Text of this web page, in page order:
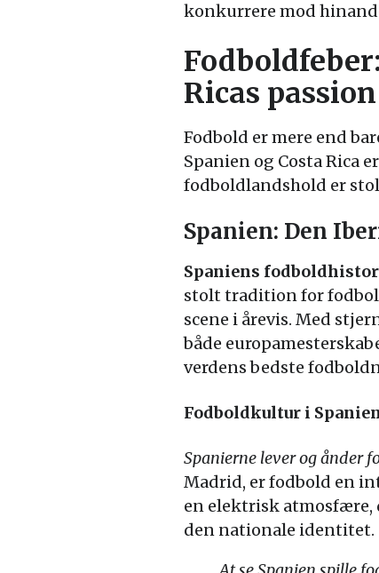
konkurrere mod
Ricas
Fodbold er mere end
Spanien og Costa Rica
fodboldlandshold er
Spanien: Den
Spaniens
stolt tradition for
scene i årevis. Med
både
verdens bedste
Fodboldkultur i
Spanierne lever og ånder
Madrid, er fodbold en
en elektrisk atmosfære,
den nationale identitet.